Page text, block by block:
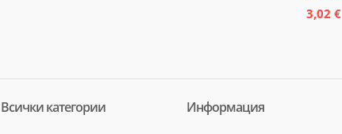
3,02
Всички категории Информация